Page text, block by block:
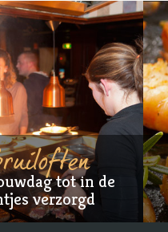
tot in de
verzorgd